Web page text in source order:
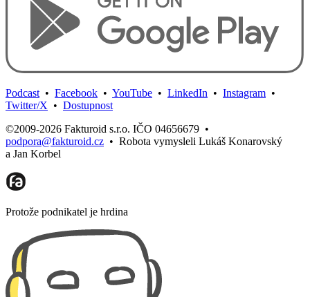
Podcast • Facebook • YouTube • LinkedIn • Instagram •
Twitter/X • Dostupnost
©2009-2026 Fakturoid s.r.o. IČO 04656679 •
podpora@fakturoid.cz • Robota vymysleli Lukáš Konarovský
a Jan Korbel
Protože podnikatel je hrdina